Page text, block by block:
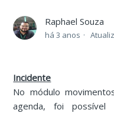
Raphael Souza
há 3 anos
Incidente
No módulo
agenda, foi possível